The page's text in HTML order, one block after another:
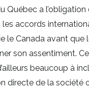
Québec a
les accords
le Canada avant que
son assentiment.
beaucoup à
directe de la société